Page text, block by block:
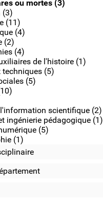
ou mortes (3)
(3)
(11)
(4)
(2)
(4)
de l'histoire (1)
techniques (5)
(5)
scientifique (2)
ingénierie pédagogique (1)
(5)
(1)